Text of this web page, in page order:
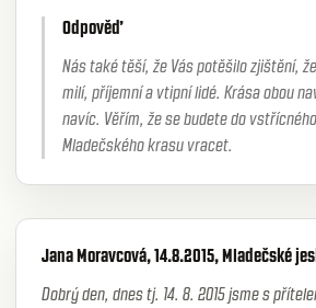
Odpověď
Nás také těší, že Vás potěšilo zjištění,
milí, příjemní a vtipní lidé. Krása obou
navíc. Věřím, že se budete do
Mladečského krasu vracet.
Jana Moravcová, 14.8.2015, Mladečské
Dobrý den, dnes tj. 14. 8. 2015 jsme s